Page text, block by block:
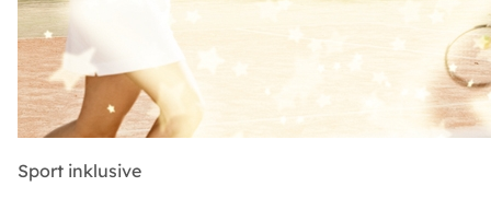
Sport inklusive